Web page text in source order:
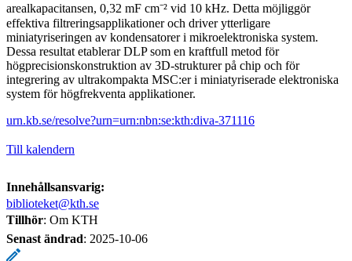
arealkapacitansen, 0,32 mF cm⁻² vid 10 kHz. Detta möjliggör
effektiva filtreringsapplikationer och driver ytterligare
miniatyriseringen av kondensatorer i mikroelektroniska system.
Dessa resultat etablerar DLP som en kraftfull metod för
högprecisionskonstruktion av 3D-strukturer på chip och för
integrering av ultrakompakta MSC:er i miniatyriserade elektroniska
system för högfrekventa applikationer.
urn.kb.se/resolve?urn=urn:nbn:se:kth:diva-371116
Till kalendern
Innehållsansvarig:
biblioteket@kth.se
Tillhör: Om KTH
Senast ändrad: 2025-10-06